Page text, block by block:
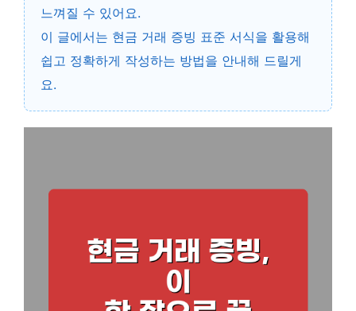
느껴질 수 있어요.
이 글에서는 현금 거래 증빙 표준 서식을 활용해
쉽고 정확하게 작성하는 방법을 안내해 드릴게
요.